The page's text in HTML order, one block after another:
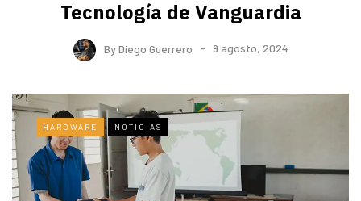
Tecnología de Vanguardia
ByDiego Guerrero 9 agosto, 2024
HARDWARE NOTICIAS